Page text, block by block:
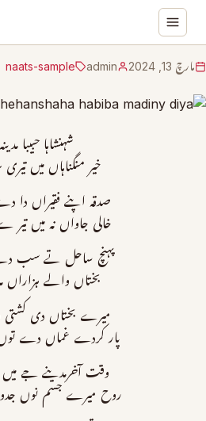
مارچ 13, 2024 admin
naats-sample
شہنشاہا حبیبا
خیر منگناہاں میں
صدقہ اپنے فقیراں دا
خالی جاواں نہ میں تیر
پہنچ ساحل تے سب دے
بختاں والے ہزاراں
میرے بختاں دی کشتی
پار کردے غماں دے توں
وقت آخرمدینے جے میں
روح میرے جسم نوں